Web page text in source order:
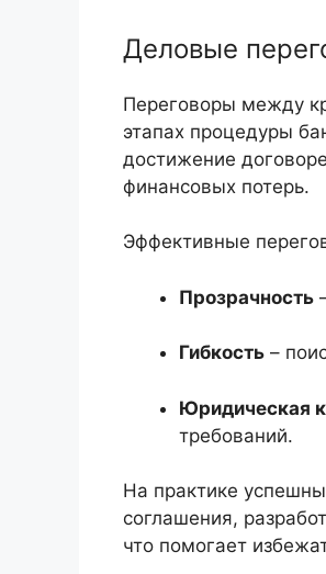
Деловые
Переговоры между
этапах процедуры
достижение
финансовых потерь.
Эффективные
Прозрачность
Гибкость –
Юридическая
требований.
На практике
соглашения,
что помогает